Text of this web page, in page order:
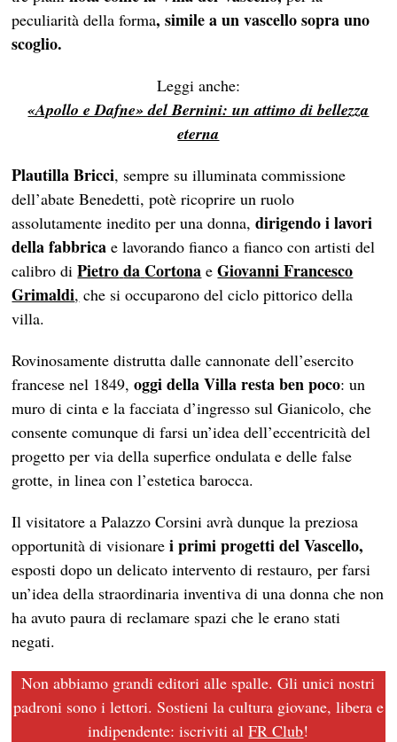
peculiarità della forma, simile a un vascello sopra uno
scoglio.
Leggi anche:
«Apollo e Dafne» del Bernini: un attimo di bellezza
eterna
Plautilla Bricci, sempre su illuminata commissione
dell’abate Benedetti, potè ricoprire un ruolo
assolutamente inedito per una donna, dirigendo i lavori
della fabbrica e lavorando fianco a fianco con artisti del
calibro diPietro da Cortona eGiovanni Francesco
Grimaldi, che si occuparono del ciclo pittorico della
villa.
Rovinosamente distrutta dalle cannonate dell’esercito
francese nel 1849,oggi della Villa resta ben poco: un
muro di cinta e la facciata d’ingresso sul Gianicolo, che
consente comunque di farsi un’idea dell’eccentricità del
progetto per via della superfice ondulata e delle false
grotte, in linea con l’estetica barocca.
Il visitatore a Palazzo Corsini avrà dunque la preziosa
opportunità di visionarei primi progetti del Vascello,
esposti dopo un delicato intervento di restauro, per farsi
un’idea della straordinaria inventiva di una donna che non
ha avuto paura di reclamare spazi che le erano stati
negati.
Non abbiamo grandi editori alle spalle. Gli unici nostri
padroni sono i lettori. Sostieni la cultura giovane, libera e
indipendente: iscriviti alFR Club!